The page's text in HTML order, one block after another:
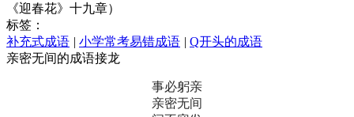
《迎春花》十九章）
标签：
补充式成语 | 小学常考易错成语 | Q开头的成语
亲密无间的成语接龙
事必躬亲
亲密无间